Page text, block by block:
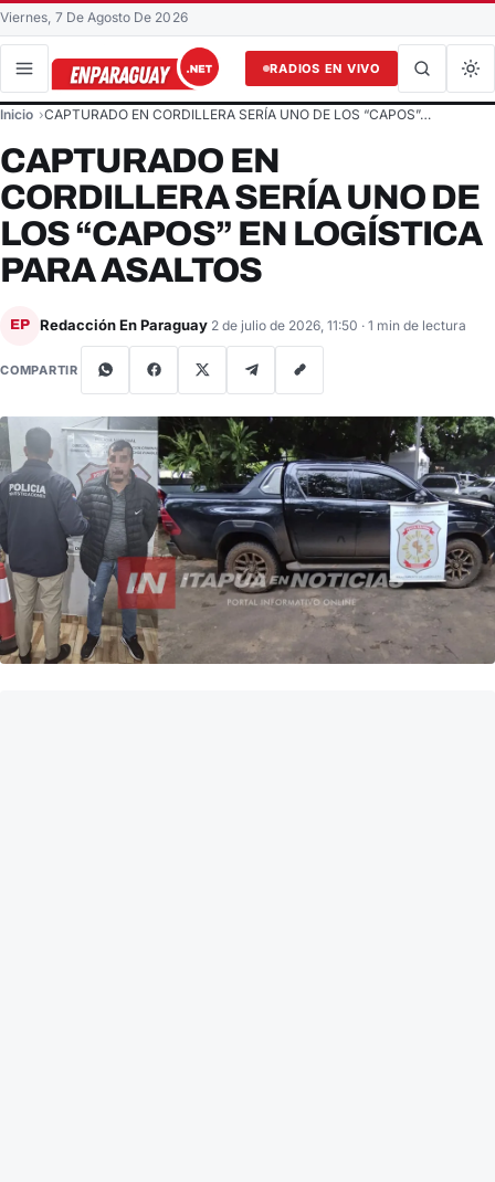
Viernes, 7 De Agosto De 2026
RADIOS EN VIVO
Buscar en el sitio
Inicio CAPTURADO EN CORDILLERA SERÍA UNO DE LOS “CAPOS”…
CAPTURADO EN
CORDILLERA SERÍA UNO DE
LOS “CAPOS” EN LOGÍSTICA
PARA ASALTOS
EP Redacción En Paraguay 2 de julio de 2026, 11:50 · 1 min de lectura
COMPARTIR